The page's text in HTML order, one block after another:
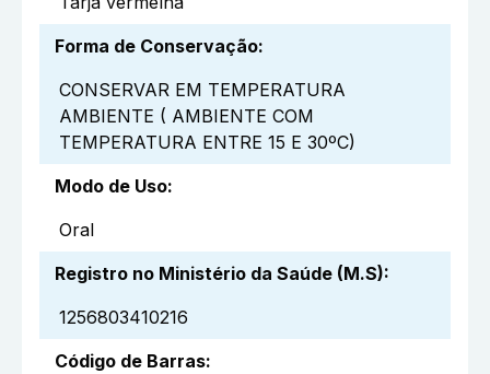
Forma de Conservação:
CONSERVAR EM TEMPERATURA
AMBIENTE ( AMBIENTE COM
TEMPERATURA ENTRE 15 E 30ºC)
Modo de Uso:
Oral
Registro no Ministério da Saúde (M.S):
1256803410216
Código de Barras: